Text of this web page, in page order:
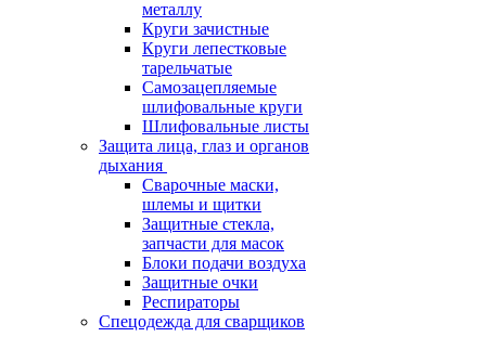
металлу
Круги зачистные
Круги лепестковые
тарельчатые
Самозацепляемые
шлифовальные круги
Шлифовальные листы
Защита лица, глаз и органов
дыхания
Сварочные маски,
шлемы и щитки
Защитные стекла,
запчасти для масок
Блоки подачи воздуха
Защитные очки
Респираторы
Спецодежда для сварщиков